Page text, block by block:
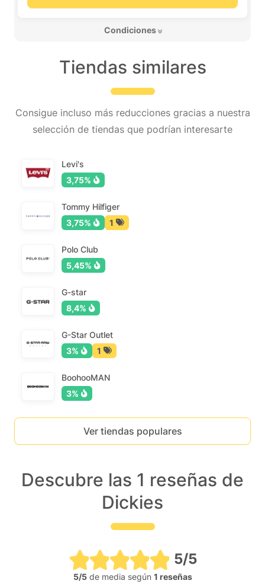
Condiciones
Tiendas similares
Consigue incluso más reducciones gracias a nuestra
selección de tiendas que podrían interesarte
Levi's
3,75%
Tommy Hilfiger
3,75%
1
Polo Club
5,45%
G-star
8,4%
G-Star Outlet
3%
1
BoohooMAN
3%
Ver tiendas populares
Descubre las 1 reseñas de
Dickies
5/5
5/5de media según 1 reseñas